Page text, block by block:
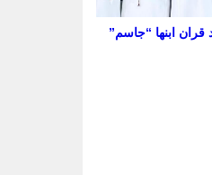
قران ابنها “جاسم”